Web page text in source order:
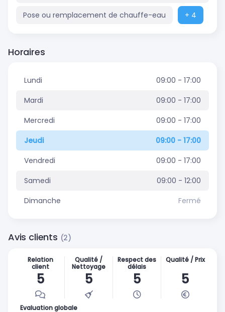
Pose ou remplacement de chauffe-eau + 4
Horaires
Lundi
09:00 - 17:00
Mardi
09:00 - 17:00
Mercredi
09:00 - 17:00
Jeudi
09:00 - 17:00
Vendredi
09:00 - 17:00
Samedi
09:00 - 12:00
Dimanche
Fermé
Avis clients (2)
Evaluation globale
Relation
client
5
Qualité /
Nettoyage
5
Respect des
délais
5
Qualité / Prix
5